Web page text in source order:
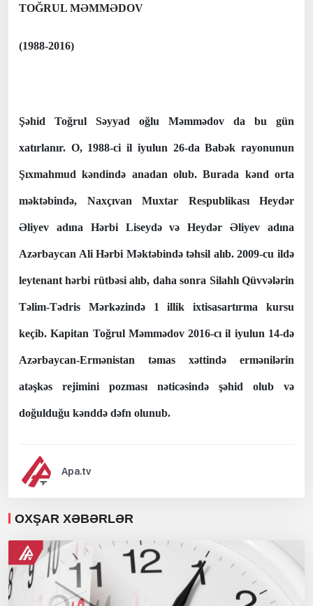
TOĞRUL MƏMMƏDOV
(1988-2016)
Şəhid Toğrul Səyyad oğlu Məmmədov da bu gün
xatırlanır. O, 1988-ci il iyulun 26-da Babək rayonunun
Şıxmahmud kəndində anadan olub. Burada kənd orta
məktəbində, Naxçıvan Muxtar Respublikası Heydər
Əliyev adına Hərbi Liseydə və Heydər Əliyev adına
Azərbaycan Ali Hərbi Məktəbində təhsil alıb. 2009-cu ildə
leytenant hərbi rütbəsi alıb, daha sonra Silahlı Qüvvələrin
Təlim-Tədris Mərkəzində 1 illik ixtisasartırma kursu
keçib. Kapitan Toğrul Məmmədov 2016-cı il iyulun 14-də
Azərbaycan-Ermənistan təmas xəttində ermənilərin
atəşkəs rejimini pozması nəticəsində şəhid olub və
doğulduğu kənddə dəfn olunub.
Apa.tv
OXŞAR XƏBƏRLƏR